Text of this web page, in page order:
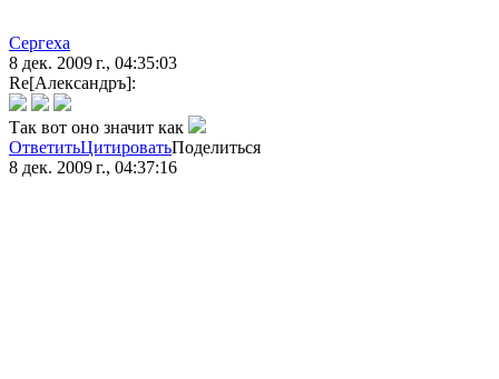
Сергеха
8 дек. 2009 г., 04:35:03
Re[Александръ]:
Так вот оно значит как
ОтветитьЦитироватьПоделиться
8 дек. 2009 г., 04:37:16